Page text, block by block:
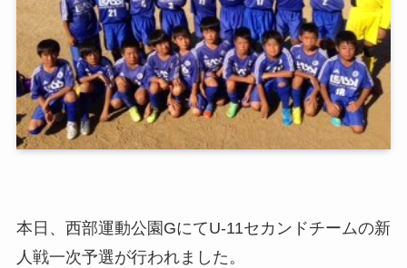
本日、西部運動公園GにてU-11セカンドチームの新
人戦一次予選が行われました。